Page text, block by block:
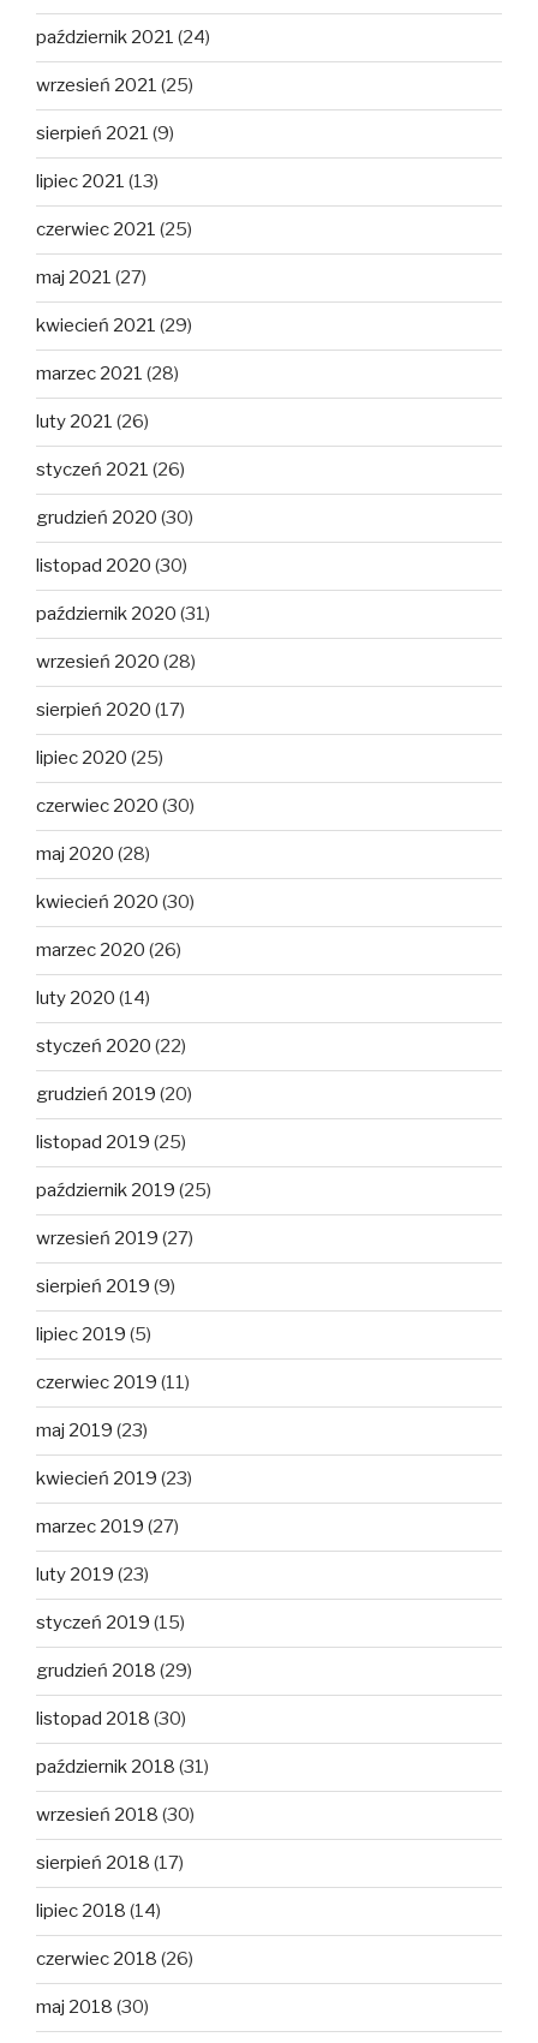
październik 2021 (24)
wrzesień 2021 (25)
sierpień 2021 (9)
lipiec 2021 (13)
czerwiec 2021 (25)
maj 2021 (27)
kwiecień 2021 (29)
marzec 2021 (28)
luty 2021 (26)
styczeń 2021 (26)
grudzień 2020 (30)
listopad 2020 (30)
październik 2020 (31)
wrzesień 2020 (28)
sierpień 2020 (17)
lipiec 2020 (25)
czerwiec 2020 (30)
maj 2020 (28)
kwiecień 2020 (30)
marzec 2020 (26)
luty 2020 (14)
styczeń 2020 (22)
grudzień 2019 (20)
listopad 2019 (25)
październik 2019 (25)
wrzesień 2019 (27)
sierpień 2019 (9)
lipiec 2019 (5)
czerwiec 2019 (11)
maj 2019 (23)
kwiecień 2019 (23)
marzec 2019 (27)
luty 2019 (23)
styczeń 2019 (15)
grudzień 2018 (29)
listopad 2018 (30)
październik 2018 (31)
wrzesień 2018 (30)
sierpień 2018 (17)
lipiec 2018 (14)
czerwiec 2018 (26)
maj 2018 (30)